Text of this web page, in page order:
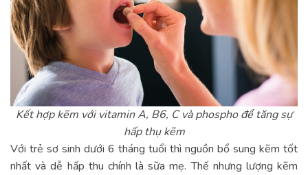
Kết hợp kẽm với vitamin A, B6, C và phospho để tăng sự
hấp thụ kẽm
Với trẻ sơ sinh dưới 6 tháng tuổi thì nguồn bổ sung kẽm tốt
nhất và dễ hấp thu chính là sữa mẹ. Thế nhưng lượng kẽm